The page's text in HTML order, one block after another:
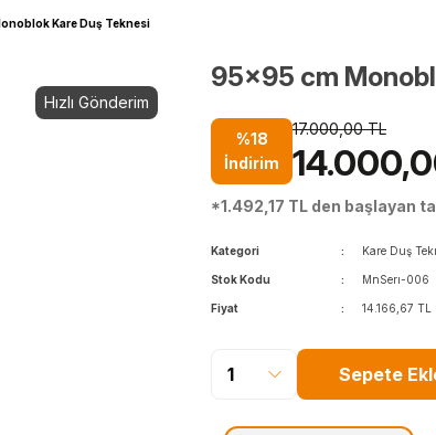
Kare Duş Teknesi
Hızlı Gönderim
95x95 cm
%18
İndirim
17.000,00 TL
*1.492,17 TL den başlayan
Kategori Kare Duş
Stok Kodu MnSerı-006
Fiyat 14.166,67 TL
Sepete